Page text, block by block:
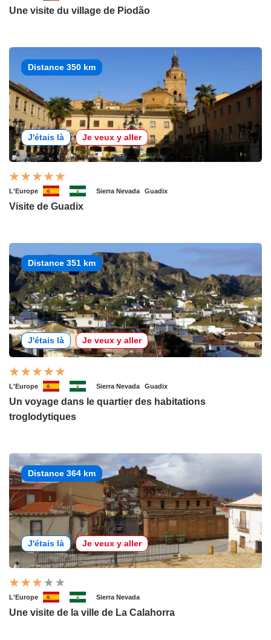
Une visite du village de Piodão
Distance 350 km
J'étais là Je veux y aller
L'Europe Sierra Nevada Guadix
Visite de Guadix
Distance 351 km
J'étais là Je veux y aller
L'Europe Sierra Nevada Guadix
Un voyage dans le quartier des habitations
troglodytiques
Distance 364 km
J'étais là Je veux y aller
L'Europe Sierra Nevada
Une visite de la ville de La Calahorra